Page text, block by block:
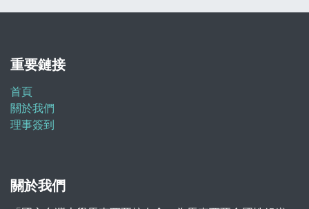
重要鏈接
首頁
關於我們
理事簽到
關於我們